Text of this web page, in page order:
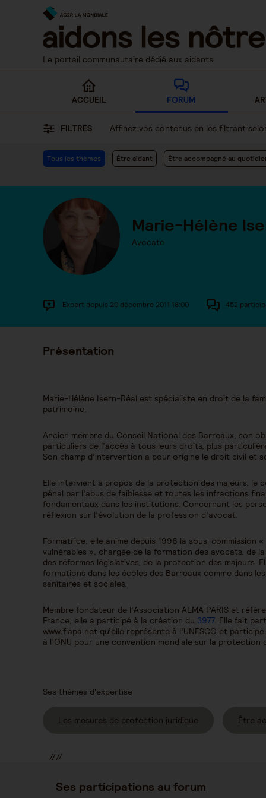
Le portail communautaire dédié aux aidants
ACCUEIL FORUM
FILTRES Affinez vos contenus en les filtrant
Tous les thèmes Être aidant Être accompagné au
Marie-Hélène
Avocate
Expert depuis 20 décembre 2011 18:00 452
Présentation
Marie-Hélène Isern-Réal est spécialiste en droit de la
patrimoine.
Ancien membre du Conseil National des Barreaux, son
particuliers de l’accès à tous leurs droits, plus
Son champ d’intervention a pour origine le droit civil et
Elle intervient à propos de la protection des majeurs, le
pénal par l’abus de faiblesse et toutes les infractions
fondamentaux dans les institutions. Concernant les
réflexion sur l’évolution de la profession d’avocat.
Formatrice, elle anime depuis 1996 la sous-commission
vulnérables », chargée de la formation des avocats, de
des réformes législatives, de la protection des majeurs.
formations dans les écoles des Barreaux comme dans
sanitaires et sociales.
Membre fondateur de l’Association ALMA PARIS et
France, elle a participé à la création du 3977. Elle fait
www.fiapa.net qu’elle représente à l’UNESCO et
à l’ONU pour une convention mondiale sur la protection
Ses thèmes d'expertise
Les mesures de protection juridique Être
////
Ses participations au forum